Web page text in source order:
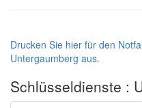
Drucken Sie hier für den
Untergaumberg aus.
Schlüsseldienste :